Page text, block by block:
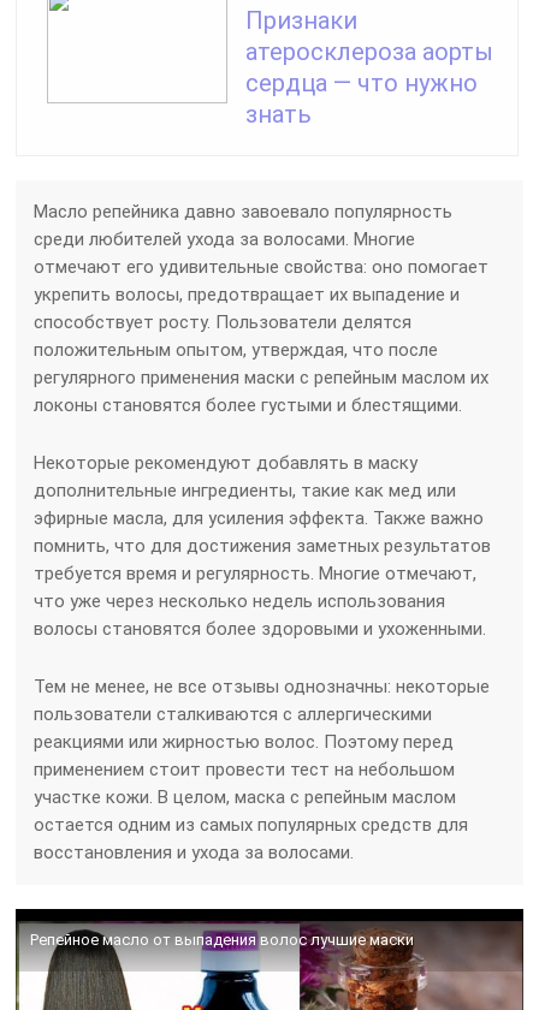
Признаки
атеросклероза аорты
сердца — что нужно
знать
Масло репейника давно завоевало популярность
среди любителей ухода за волосами. Многие
отмечают его удивительные свойства: оно помогает
укрепить волосы, предотвращает их выпадение и
способствует росту. Пользователи делятся
положительным опытом, утверждая, что после
регулярного применения маски с репейным маслом их
локоны становятся более густыми и блестящими.
Некоторые рекомендуют добавлять в маску
дополнительные ингредиенты, такие как мед или
эфирные масла, для усиления эффекта. Также важно
помнить, что для достижения заметных результатов
требуется время и регулярность. Многие отмечают,
что уже через несколько недель использования
волосы становятся более здоровыми и ухоженными.
Тем не менее, не все отзывы однозначны: некоторые
пользователи сталкиваются с аллергическими
реакциями или жирностью волос. Поэтому перед
применением стоит провести тест на небольшом
участке кожи. В целом, маска с репейным маслом
остается одним из самых популярных средств для
восстановления и ухода за волосами.
Репейное масло от выпадения волос лучшие маски